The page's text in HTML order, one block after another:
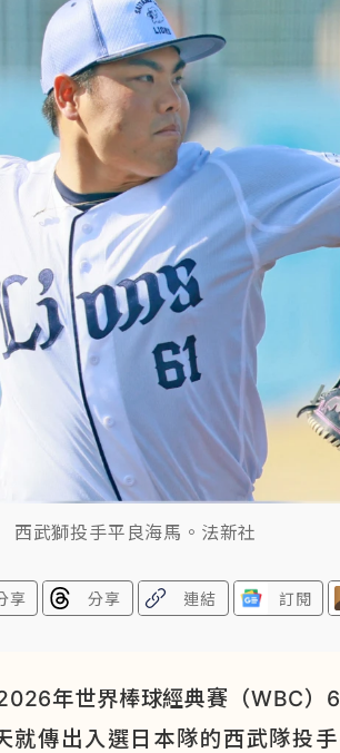
毫米 水塔、雨棚砸落毀車
西武獅投手平良海馬。法新社
享 分享 連結 訂閱
年世界棒球經典賽（WBC
就傳出入選日本隊的西武隊投